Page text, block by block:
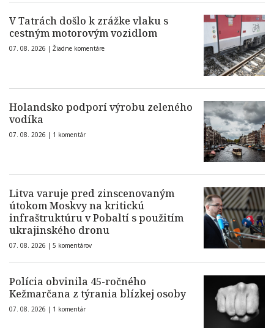
V Tatrách došlo k zrážke vlaku s
cestným motorovým vozidlom
07. 08. 2026 | Žiadne komentáre
Holandsko podporí výrobu zeleného
vodíka
07. 08. 2026 | 1 komentár
Litva varuje pred zinscenovaným
útokom Moskvy na kritickú
infraštruktúru v Pobaltí s použitím
ukrajinského dronu
07. 08. 2026 | 5 komentárov
Polícia obvinila 45-ročného
Kežmarčana z týrania blízkej osoby
07. 08. 2026 | 1 komentár